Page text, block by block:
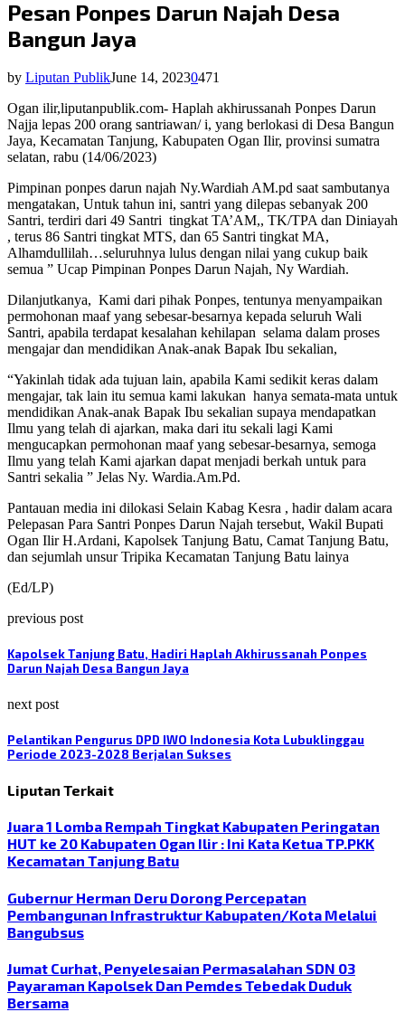
Pesan Ponpes Darun Najah Desa
Bangun Jaya
by Liputan PublikJune 14, 20230471
Ogan ilir,liputanpublik.com- Haplah akhirussanah Ponpes Darun
Najja lepas 200 orang santriawan/ i, yang berlokasi di Desa Bangun
Jaya, Kecamatan Tanjung, Kabupaten Ogan Ilir, provinsi sumatra
selatan, rabu (14/06/2023)
Pimpinan ponpes darun najah Ny.Wardiah AM.pd saat sambutanya
mengatakan, Untuk tahun ini, santri yang dilepas sebanyak 200
Santri, terdiri dari 49 Santri tingkat TA’AM,, TK/TPA dan Diniayah
, terus 86 Santri tingkat MTS, dan 65 Santri tingkat MA,
Alhamdullilah…seluruhnya lulus dengan nilai yang cukup baik
semua ” Ucap Pimpinan Ponpes Darun Najah, Ny Wardiah.
Dilanjutkanya, Kami dari pihak Ponpes, tentunya menyampaikan
permohonan maaf yang sebesar-besarnya kepada seluruh Wali
Santri, apabila terdapat kesalahan kehilapan selama dalam proses
mengajar dan mendidikan Anak-anak Bapak Ibu sekalian,
“Yakinlah tidak ada tujuan lain, apabila Kami sedikit keras dalam
mengajar, tak lain itu semua kami lakukan hanya semata-mata untuk
mendidikan Anak-anak Bapak Ibu sekalian supaya mendapatkan
Ilmu yang telah di ajarkan, maka dari itu sekali lagi Kami
mengucapkan permohonan maaf yang sebesar-besarnya, semoga
Ilmu yang telah Kami ajarkan dapat menjadi berkah untuk para
Santri sekalia ” Jelas Ny. Wardia.Am.Pd.
Pantauan media ini dilokasi Selain Kabag Kesra , hadir dalam acara
Pelepasan Para Santri Ponpes Darun Najah tersebut, Wakil Bupati
Ogan Ilir H.Ardani, Kapolsek Tanjung Batu, Camat Tanjung Batu,
dan sejumlah unsur Tripika Kecamatan Tanjung Batu lainya
(Ed/LP)
previous post
Kapolsek Tanjung Batu, Hadiri Haplah Akhirussanah Ponpes
Darun Najah Desa Bangun Jaya
next post
Pelantikan Pengurus DPD IWO Indonesia Kota Lubuklinggau
Periode 2023-2028 Berjalan Sukses
Liputan Terkait
Juara 1 Lomba Rempah Tingkat Kabupaten Peringatan
HUT ke 20 Kabupaten Ogan Ilir : Ini Kata Ketua TP.PKK
Kecamatan Tanjung Batu
Gubernur Herman Deru Dorong Percepatan
Pembangunan Infrastruktur Kabupaten/Kota Melalui
Bangubsus
Jumat Curhat, Penyelesaian Permasalahan SDN 03
Payaraman Kapolsek Dan Pemdes Tebedak Duduk
Bersama